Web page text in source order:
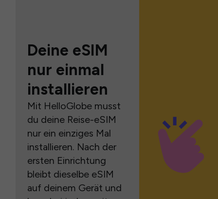
Deine eSIM
nur einmal
installieren
Mit HelloGlobe musst
du deine Reise-eSIM
nur ein einziges Mal
installieren. Nach der
ersten Einrichtung
bleibt dieselbe eSIM
auf deinem Gerät und